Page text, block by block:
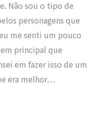
Não sou o tipo de
personagens que
me senti um pouco
principal que
em fazer isso de um
era melhor…